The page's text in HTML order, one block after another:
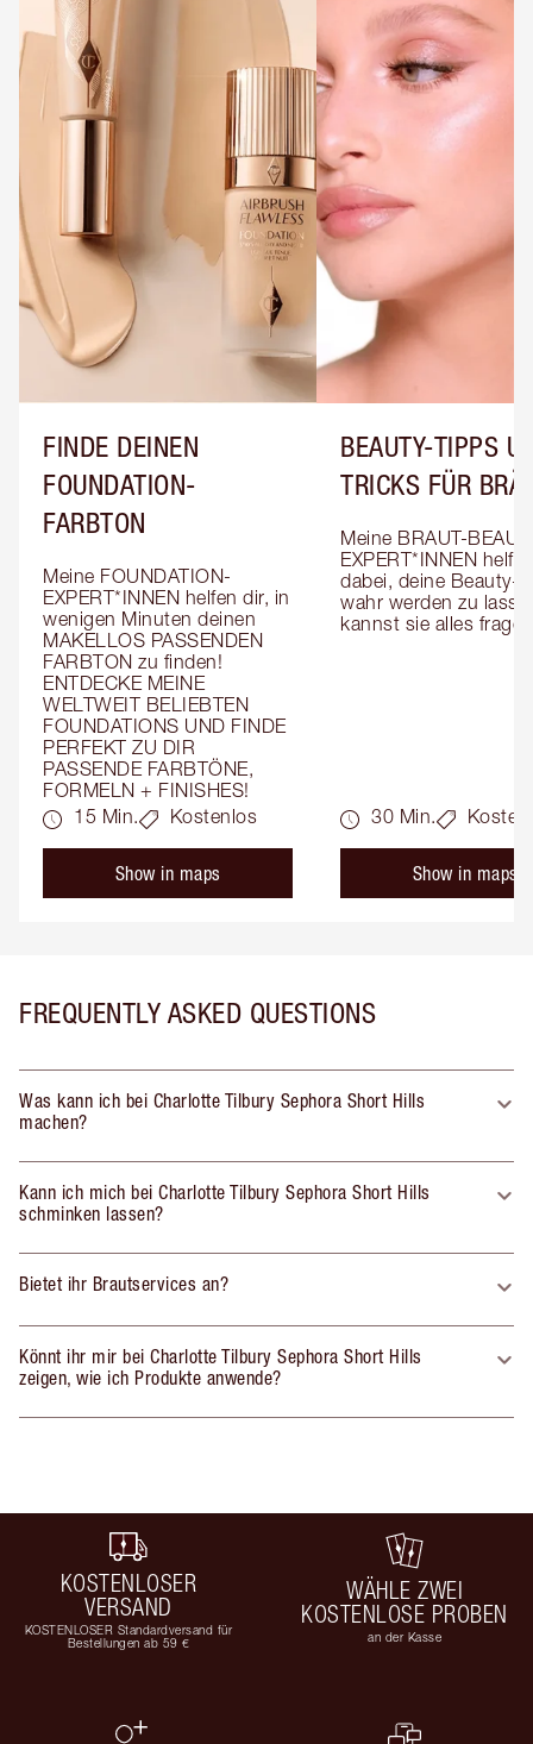
FINDE DEINEN
FOUNDATION-
FARBTON
Meine FOUNDATION-
EXPERT*INNEN helfen dir, in
wenigen Minuten deinen
MAKELLOS PASSENDEN
FARBTON zu finden!
ENTDECKE MEINE
WELTWEIT BELIEBTEN
FOUNDATIONS UND FINDE
PERFEKT ZU DIR
PASSENDE FARBTÖNE,
FORMELN + FINISHES!
15 Min.
Kostenlos
Show in maps
BEAUTY-TIPPS
TRICKS FÜR
Meine BRAUT-
EXPERT*INNEN
dabei, deine Beauty-
wahr werden zu
kannst sie alles
30 Min.
Show in maps
FREQUENTLY ASKED QUESTIONS
Was kann ich bei Charlotte Tilbury Sephora Short Hills
machen?
Kann ich mich bei Charlotte Tilbury Sephora Short Hills
schminken lassen?
Bietet ihr Brautservices an?
Könnt ihr mir bei Charlotte Tilbury Sephora Short Hills
zeigen, wie ich Produkte anwende?
KOSTENLOSER
VERSAND
KOSTENLOSER Standardversand für
Bestellungen ab 59 €
WÄHLE ZWEI
KOSTENLOSE PROBEN
an der Kasse